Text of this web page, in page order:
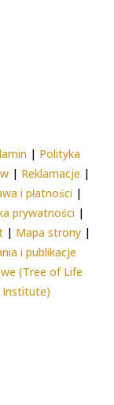
| Polityka
| Reklamacje |
i płatności |
prywatności|
| Mapa strony |
i publikacje
(Tree of Life
Institute)